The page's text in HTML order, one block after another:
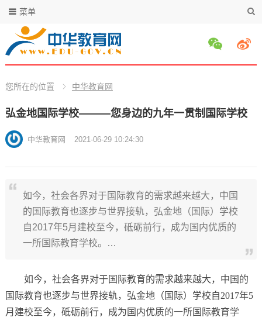
菜单
您所在的位置 中华教育网
弘金地国际学校———您身边的九年一贯制国际学校
中华教育网 2021-06-29 10:24:30
如今，社会各界对于国际教育的需求越来越大，中国
的国际教育也逐步与世界接轨，弘金地（国际）学校
自2017年5月建校至今，砥砺前行，成为国内优质的
一所国际教育学校。…
如今，社会各界对于国际教育的需求越来越大，中国的
国际教育也逐步与世界接轨，弘金地（国际）学校自2017年5
月建校至今，砥砺前行，成为国内优质的一所国际教育学